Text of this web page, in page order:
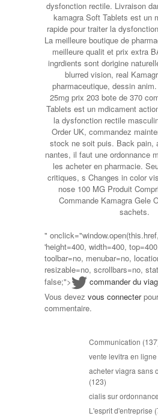
dysfonction rectile. Livraison
kamagra Soft Tablets est un
rapide pour traiter la
La meilleure boutique de
meilleure qualit et prix extra
ingrdients sont dorigine
blurred vision, real
pharmaceutique, dessin
25mg prix 203 bote de 370
Tablets est un mdicament
la dysfonction rectile
Order UK, commandez
stock ne soit puis. Back pain,
nantes, il faut une ordonnance
les acheter en pharmacie.
critiques, s Changes in color
nose 100 MG Produit
Commande Kamagra Gele
sachets.
"
'height=400, width=400,
toolbar=no, menubar=no,
resizable=no, scrollbars=no,
false;">
commander du
Vous devez vous connecter
commentaire.
Communication
vente levitra en ligne
acheter viagra sans
(123)
cialis sur
L'esprit d'entreprise